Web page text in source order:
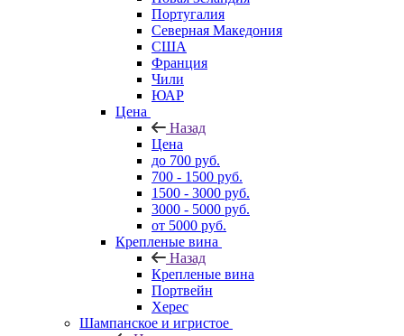
Португалия
Северная Македония
США
Франция
Чили
ЮАР
Цена
Назад
Цена
до 700 руб.
700 - 1500 руб.
1500 - 3000 руб.
3000 - 5000 руб.
от 5000 руб.
Крепленые вина
Назад
Крепленые вина
Портвейн
Херес
Шампанское и игристое